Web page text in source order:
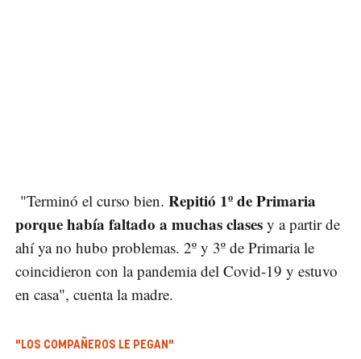
"Terminó el curso bien. Repitió 1º de Primaria
porque había faltado a muchas clases y a partir de
ahí ya no hubo problemas. 2º y 3º de Primaria le
coincidieron con la pandemia del Covid-19 y estuvo
en casa", cuenta la madre.
"LOS COMPAÑEROS LE PEGAN"